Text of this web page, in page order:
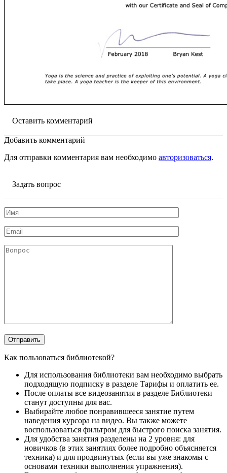
Оставить комментарий
Добавить комментарий
Для отправки комментария вам необходимо авторизоваться.
Задать вопрос
Как пользоваться библиотекой?
Для использования библиотеки вам необходимо выбрать
подходящую подписку в разделе Тарифы и оплатить ее.
После оплаты все видеозанятия в разделе Библиотеки
станут доступны для вас.
Выбирайте любое понравившееся занятие путем
наведения курсора на видео. Вы также можете
воспользоваться фильтром для быстрого поиска занятия.
Для удобства занятия разделены на 2 уровня: для
новичков (в этих занятиях более подробно объясняется
техника) и для продвинутых (если вы уже знакомы с
основами техники выполнения упражнения).